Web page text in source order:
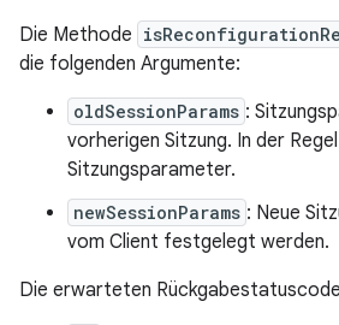
Die Methode
die folgenden Argumente:
oldSessionParams :
vorherigen Sitzung. In der
Sitzungsparameter.
newSessionParams : Neue
vom Client festgelegt werden.
Die erwarteten